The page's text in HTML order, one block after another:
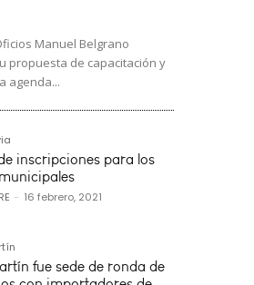
Manuel Belgrano
propuesta de capacitación y
agenda...
inscripciones para los
- 16 febrero, 2021
fue sede de ronda de